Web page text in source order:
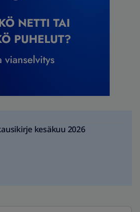
kesäkuu 2026